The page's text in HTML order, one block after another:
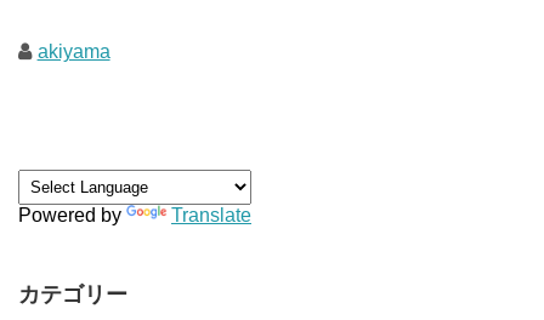
akiyama
Powered by Translate
カテゴリー